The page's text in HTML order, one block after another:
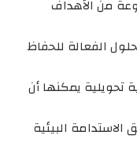
من الأهداف
الفعالة للحفاظ
تحويلية يمكنها أن
البيئية